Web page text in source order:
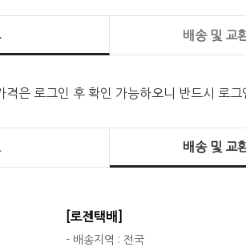
배송 및 교
은 로그인 후 확인 가능하오니 반드시 로그
배송 및 교
[로젠택배]
- 배송지역 : 전국